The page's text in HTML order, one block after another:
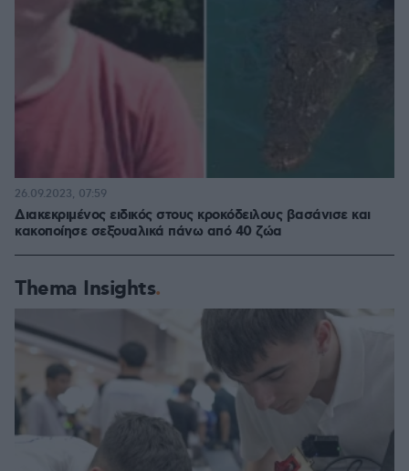
Διακεκριμένος ειδικός στους κροκόδειλους βασάνισε και
κακοποίησε σεξουαλικά πάνω από 40 ζώα
26.09.2023, 07:59
Thema Insights